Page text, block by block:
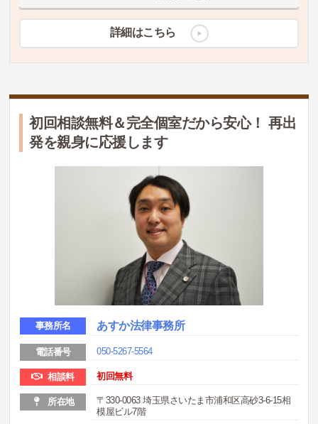
詳細はこちら
初回相談無料＆完全個室だから安心！ 再出
発を親身に応援します
事務所名 あすか法律事務所
電話番号 050-5267-5564
相談料 初回無料
所在地
〒330-0063 埼玉県さいたま市浦和区高砂3-6-15相
模屋ビル7階